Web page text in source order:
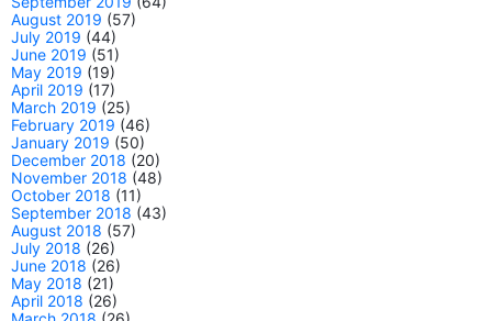
August 2019 (57)
July 2019 (44)
June 2019 (51)
May 2019 (19)
April 2019 (17)
March 2019 (25)
February 2019 (46)
January 2019 (50)
December 2018 (20)
November 2018 (48)
October 2018 (11)
September 2018 (43)
August 2018 (57)
July 2018 (26)
June 2018 (26)
May 2018 (21)
April 2018 (26)